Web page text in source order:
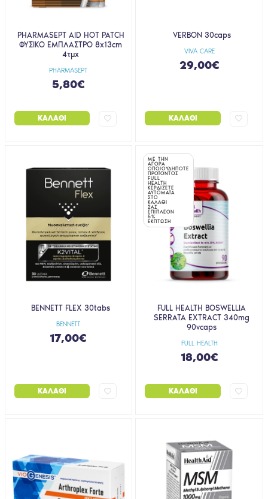
PHARMASEPT
PHARMASEPT AID HOT PATCH
ΦΥΣΙΚΟ ΕΜΠΛΑΣΤΡΟ 8x13cm
4τμχ
5,80€
ΚΑΛΆΘΙ
VIVA CARE
VERBON 30caps
29,00€
ΚΑΛΆΘΙ
BENNETT
BENNETT FLEX 30tabs
17,00€
ΚΑΛΆΘΙ
ΜΕ ΤΗΝ
ΑΓΟΡΑ
ΟΠΟΙΟΥΔΗΠΟΤΕ
ΠΡΟΪΟΝΤΟΣ
FULL
HEALTH
ΚΕΡΔΙΖΕΤΕ
ΑΥΤΟΜΑΤΑ
ΣΤΟ
ΚΑΛΑΘΙ
ΣΑΣ
ΕΠΙΠΛΕΟΝ
5%
ΕΚΠΤΩΣΗ
FULL HEALTH
FULL HEALTH BOSWELLIA
SERRATA EXTRACT 340mg
90vcaps
18,00€
ΚΑΛΆΘΙ